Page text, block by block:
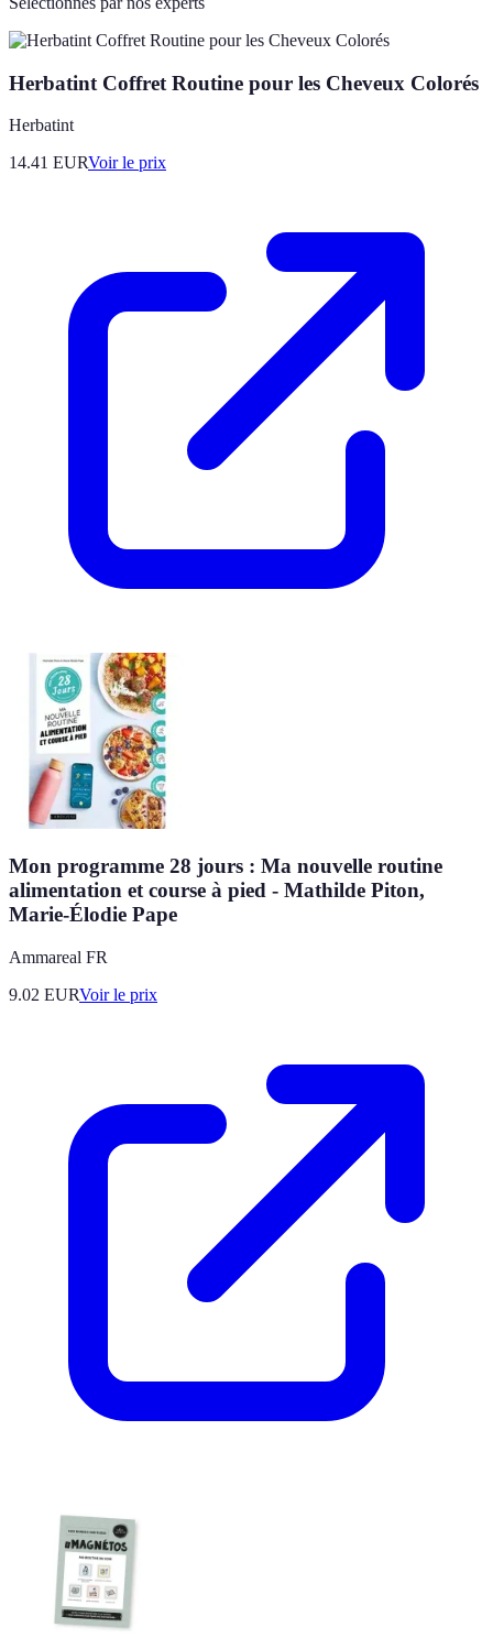
Herbatint Coffret Routine pour les Cheveux Colorés
Herbatint
14.41 EURVoir le prix
Mon programme 28 jours : Ma nouvelle routine
alimentation et course à pied - Mathilde Piton,
Marie-Élodie Pape
Ammareal FR
9.02 EURVoir le prix